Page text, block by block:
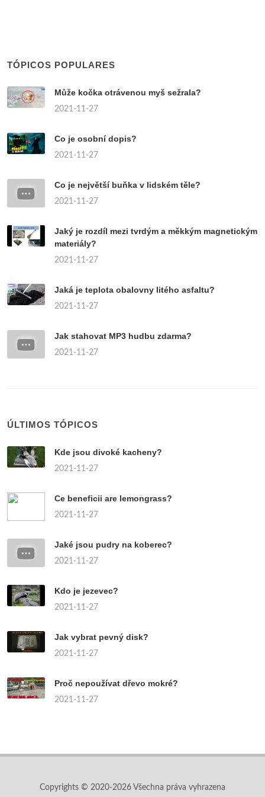
TÓPICOS POPULARES
Může kočka otrávenou myš sežrala?
2021-11-27
Co je osobní dopis?
2021-11-27
Co je největší buňka v lidském těle?
2021-11-27
Jaký je rozdíl mezi tvrdým a měkkým magnetickým
materiály?
2021-11-27
Jaká je teplota obalovny litého asfaltu?
2021-11-27
Jak stahovat MP3 hudbu zdarma?
2021-11-27
ÚLTIMOS TÓPICOS
Kde jsou divoké kacheny?
2021-11-27
Ce beneficii are lemongrass?
2021-11-27
Jaké jsou pudry na koberec?
2021-11-27
Kdo je jezevec?
2021-11-27
Jak vybrat pevný disk?
2021-11-27
Proč nepoužívat dřevo mokré?
2021-11-27
Copyrights © 2020-2026 Všechna práva vyhrazena